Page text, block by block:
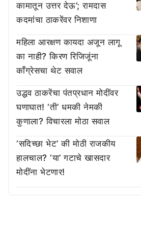
कामातून उत्तर देऊ’; रामदास
कदमांचा ठाकरेंवर निशाणा
महिला आरक्षण कायदा अजून लागू
का नाही? किरण रिजिजूंना
काँग्रेसचा थेट सवाल
उद्धव ठाकरेंचा पंतप्रधान मोदींवर
घणाघात! ‘ती’ धमकी नेमकी
कुणाला? विचारला मोठा सवाल
‘सदिच्छा भेट’ की मोठी राजकीय
हालचाल? ‘या’ गटाचे खासदार
मोदींना भेटणार!